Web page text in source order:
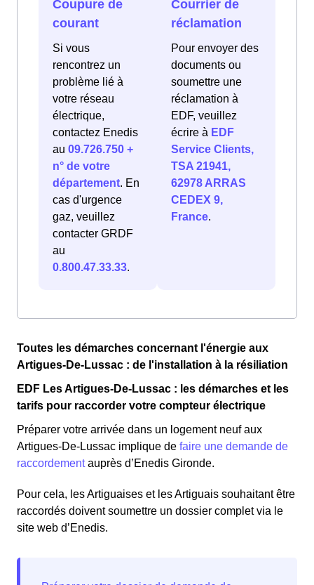
Coupure de
courant
Si vous
rencontrez un
problème lié à
votre réseau
électrique,
contactez Enedis
au 09.726.750 +
n° de votre
département. En
cas d'urgence
gaz, veuillez
contacter GRDF
au
0.800.47.33.33.
Courrier de
réclamation
Pour envoyer des
documents ou
soumettre une
réclamation à
EDF, veuillez
écrire à EDF
Service Clients,
TSA 21941,
62978 ARRAS
CEDEX 9,
France.
Toutes les démarches concernant l'énergie aux
Artigues-De-Lussac : de l'installation à la résiliation
EDF Les Artigues-De-Lussac : les démarches et les
tarifs pour raccorder votre compteur électrique
Préparer votre arrivée dans un logement neuf aux
Artigues-De-Lussac implique de faire une demande de
raccordementauprès d’Enedis Gironde.
Pour cela, les Artiguaises et les Artiguais souhaitant être
raccordés doivent soumettre un dossier complet via le
site web d’Enedis.